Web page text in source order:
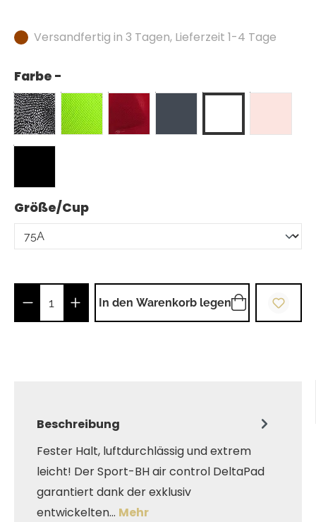
Versandfertig in 3 Tagen, Lieferzeit 1-4 Tage
Farbe -
Größe/Cupauswählen
Produkt Anzahl: Gib den gewünschten
In den Warenkorb legen
Beschreibung
Fester Halt, luftdurchlässig und extrem
leicht! Der Sport-BH air control DeltaPad
garantiert dank der exklusiv
entwickelten… Mehr